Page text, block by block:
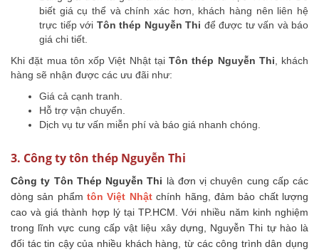
biết giá cụ thể và chính xác hơn, khách hàng nên liên hệ
trực tiếp với Tôn thép Nguyễn Thi để được tư vấn và báo
giá chi tiết.
Khi đặt mua tôn xốp Việt Nhật tại Tôn thép Nguyễn Thi , khách
hàng sẽ nhận được các ưu đãi như:
Giá cả cạnh tranh.
Hỗ trợ vận chuyển.
Dịch vụ tư vấn miễn phí và báo giá nhanh chóng.
3. Công ty tôn thép Nguyễn Thi
Công ty Tôn Thép Nguyễn Thi là đơn vị chuyên cung cấp các
dòng sản phẩmtôn Việt Nhậtchính hãng, đảm bảo chất lượng
cao và giá thành hợp lý tại TP.HCM. Với nhiều năm kinh nghiệm
trong lĩnh vực cung cấp vật liệu xây dựng, Nguyễn Thi tự hào là
đối tác tin cậy của nhiều khách hàng, từ các công trình dân dụng